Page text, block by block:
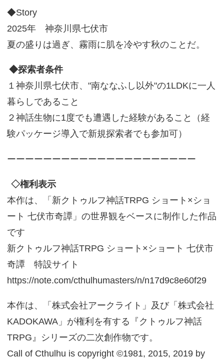
◆Story
2025年 神奈川県七伏市
夏の盛りは過ぎ、霧雨に肌を冷やす秋のことだ。
◆探索者条件
１神奈川県七伏市、"南ななふし以外"の1LDKに一人
暮らしであること
２神話生物に1度でも遭遇した経験があること（経
験パッケージ導入で新規探索者でも参加可）
ーーーーーーーーーーーーーーーーーーーーー
◇権利表示
本作は、「新クトゥルフ神話TRPG ショート×ショ
ート 七伏市奇譚」の世界観をベースに制作した作品
です
新クトゥルフ神話TRPG ショート×ショート 七伏市
奇譚 特設サイト
https://note.com/cthulhumasters/n/n17d9c8e60f29
本作は、「株式会社アークライト」及び「株式会社
KADOKAWA」が権利を有する『クトゥルフ神話
TRPG』シリーズの二次創作物です。
Call of Cthulhu is copyright ©1981, 2015, 2019 by